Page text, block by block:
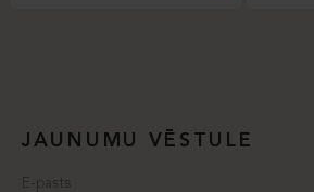
JAUNUMU VĒSTULE
E-pasts